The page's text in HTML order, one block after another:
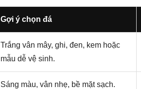
Gợi ý chọn đá
Trắng vân mây, ghi, đen, kem hoặc
mẫu dễ vệ sinh.
Sáng màu, vân nhẹ, bề mặt sạch.